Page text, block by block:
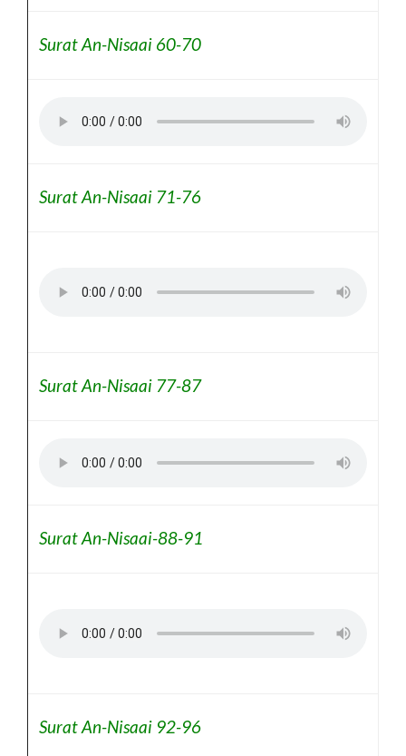
Surat An-Nisaai 60-70
Surat An-Nisaai 71-76
Surat An-Nisaai 77-87
Surat An-Nisaai-88-91
Surat An-Nisaai 92-96